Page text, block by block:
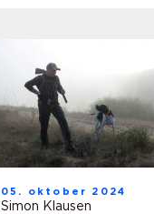
05. oktober 2024
Simon Klausen